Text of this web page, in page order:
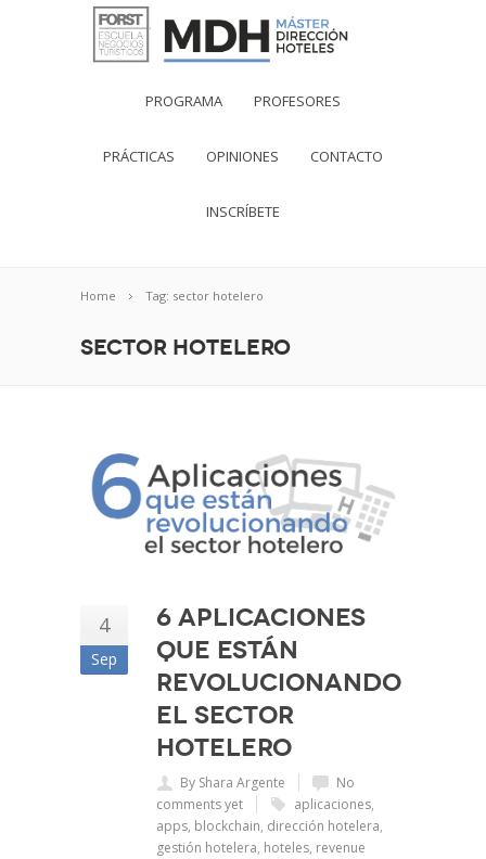
PROGRAMA PROFESORES
PRÁCTICAS OPINIONES CONTACTO
INSCRÍBETE
Home Tag: sector hotelero
sector hotelero
4
Sep
6 Aplicaciones
que están
revolucionando
el sector
hotelero
By Shara Argente
No
comments yet
aplicaciones,
apps, blockchain, dirección hotelera,
gestión hotelera, hoteles, revenue